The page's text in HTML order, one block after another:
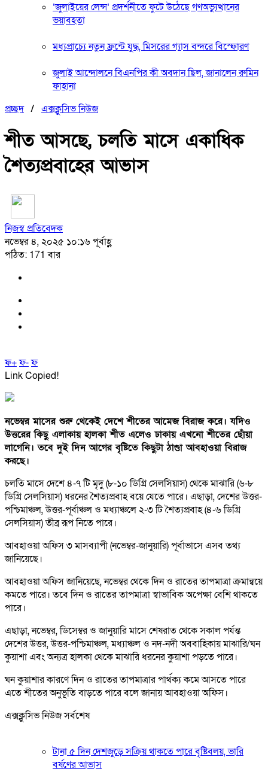
‘জুলাইয়ের লেন্স’ প্রদর্শনীতে ফুটে উঠেছে গণঅভ্যুত্থানের
ভয়াবহতা
মধ্যপ্রাচ্যে নতুন ফ্রন্টে যুদ্ধ, মিসরের গ্যাস বন্দরে বিস্ফোরণ
জুলাই আন্দোলনে বিএনপির কী অবদান ছিল, জানালেন রুমিন
ফাহানা
প্রচ্ছদ/ এক্সক্লুসিভ নিউজ
শীত আসছে, চলতি মাসে একাধিক
শৈত্যপ্রবাহের আভাস
নিজস্ব প্রতিবেদক
নভেম্বর ৪, ২০২৫ ১০:১৬ পূর্বাহ্ণ
পঠিত: 171 বার
ফ+ফ-ফ
Link Copied!
নভেম্বর মাসের শুরু থেকেই দেশে শীতের আমেজ বিরাজ করে। যদিও
উত্তরের কিছু এলাকায় হালকা শীত এলেও ঢাকায় এখনো শীতের ছোঁয়া
লাগেনি। তবে দুই দিন আগের বৃষ্টিতে কিছুটা ঠাণ্ডা আবহাওয়া বিরাজ
করছে।
চলতি মাসে দেশে ৪-৭ টি মৃদু (৮-১০ ডিগ্রি সেলসিয়াস) থেকে মাঝারি (৬-৮
ডিগ্রি সেলসিয়াস) ধরনের শৈত্যপ্রবাহ বয়ে যেতে পারে। এছাড়া, দেশের উত্তর-
পশ্চিমাঞ্চল, উত্তর-পূর্বাঞ্চল ও মধ্যাঞ্চলে ২-৩ টি শৈত্যপ্রবাহ (৪-৬ ডিগ্রি
সেলসিয়াস) তীব্র রূপ নিতে পারে।
আবহাওয়া অফিস ৩ মাসব্যাপী (নভেম্বর-জানুয়ারি) পূর্বাভাসে এসব তথ্য
জানিয়েছে।
আবহাওয়া অফিস জানিয়েছে, নভেম্বর থেকে দিন ও রাতের তাপমাত্রা ক্রমান্বয়ে
কমতে পারে। তবে দিন ও রাতের তাপমাত্রা স্বাভাবিক অপেক্ষা বেশি থাকতে
পারে।
এছাড়া, নভেম্বর, ডিসেম্বর ও জানুয়ারি মাসে শেষরাত থেকে সকাল পর্যন্ত
দেশের উত্তর, উত্তর-পশ্চিমাঞ্চল, মধ্যাঞ্চল ও নদ-নদী অববাহিকায় মাঝারি/ঘন
কুয়াশা এবং অন্যত্র হালকা থেকে মাঝারি ধরনের কুয়াশা পড়তে পারে।
ঘন কুয়াশার কারণে দিন ও রাতের তাপমাত্রার পার্থক্য কমে আসতে পারে
এতে শীতের অনুভূতি বাড়তে পারে বলে জানায় আবহাওয়া অফিস।
এক্সক্লুসিভ নিউজ সর্বশেষ
টানা ৫ দিন দেশজুড়ে সক্রিয় থাকতে পারে বৃষ্টিবলয়, ভারি
বর্ষণের আভাস